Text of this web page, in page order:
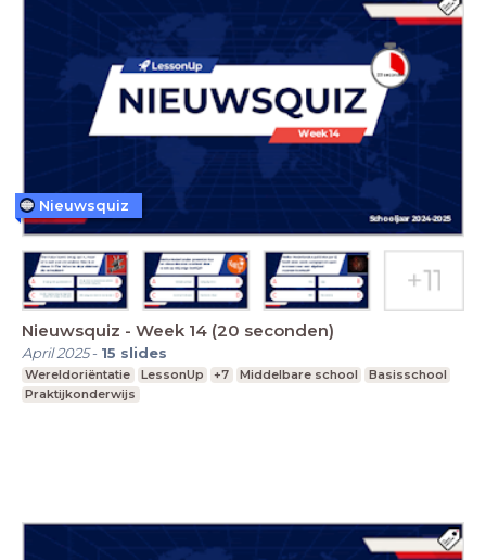
Nieuwsquiz - Week 14 (20 seconden)
April 2025- 15 slides
Wereldoriëntatie LessonUp +7 Middelbare school
Basisschool
Praktijkonderwijs
Nieuwsquiz